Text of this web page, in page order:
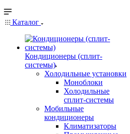
Каталог
Кондиционеры (сплит-
системы)
Холодильные установки
Моноблоки
Холодильные
сплит-системы
Мобильные
кондиционеры
Климатизаторы